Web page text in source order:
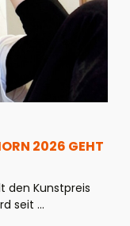
2026 GEHT
den Kunstpreis
seit ...